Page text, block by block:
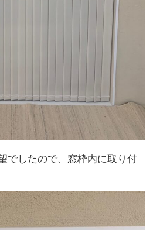
でしたので、窓枠内に取り付